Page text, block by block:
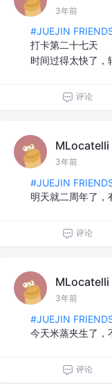
3年前
#JUEJIN
打卡第二十七天
时间过得太快了，
评论
MLocatelli
3年前
#JUEJIN
明天就二周年了，
评论
MLocatelli
3年前
#JUEJIN
今天米蒸夹生了，
评论